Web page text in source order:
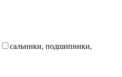
сальники, подшипники,